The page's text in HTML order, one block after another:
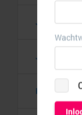
JBL
Joybuy
Kabelmaxx